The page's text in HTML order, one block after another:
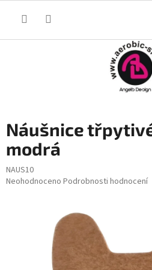
Náušnice
modrá
NAUS10
Průměrné
Neohodnoceno Podrobnosti hodnocení